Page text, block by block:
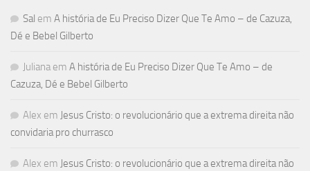
Sal em A história de Eu Preciso Dizer Que Te Amo – de Cazuza,
Dé e Bebel Gilberto
Juliana em A história de Eu Preciso Dizer Que Te Amo – de
Cazuza, Dé e Bebel Gilberto
Alex em Jesus Cristo: o revolucionário que a extrema direita não
convidaria pro churrasco
Alex em Jesus Cristo: o revolucionário que a extrema direita não